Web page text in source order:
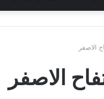
الاصفر
الاصفر